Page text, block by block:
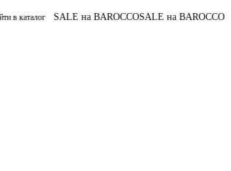
SALE на BAROCCOSALE на BAROCCO